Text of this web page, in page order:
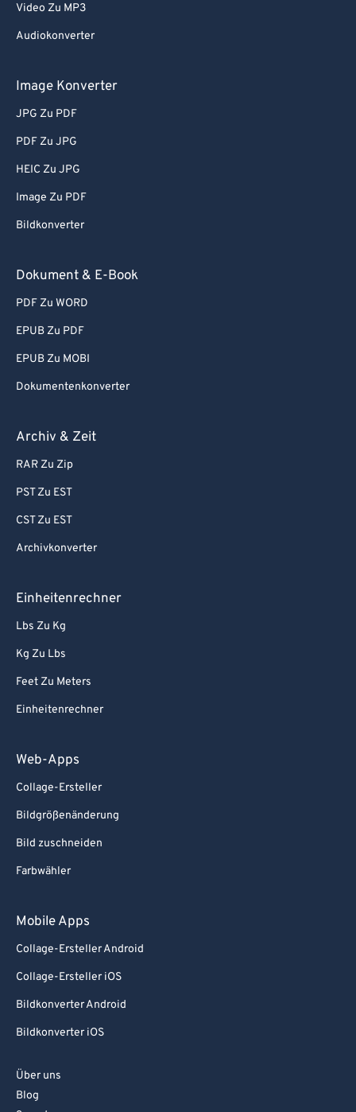
Video Zu MP3
Audiokonverter
Image Konverter
JPG Zu PDF
PDF Zu JPG
HEIC Zu JPG
Image Zu PDF
Bildkonverter
Dokument & E-Book
PDF Zu WORD
EPUB Zu PDF
EPUB Zu MOBI
Dokumentenkonverter
Archiv & Zeit
RAR Zu Zip
PST Zu EST
CST Zu EST
Archivkonverter
Einheitenrechner
Lbs Zu Kg
Kg Zu Lbs
Feet Zu Meters
Einheitenrechner
Web-Apps
Collage-Ersteller
Bildgrößenänderung
Bild zuschneiden
Farbwähler
Mobile Apps
Collage-Ersteller Android
Collage-Ersteller iOS
Bildkonverter Android
Bildkonverter iOS
Über uns
Blog